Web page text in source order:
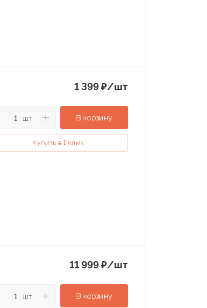
1 399₽/шт
шт В корзину
Купить в 1 клик
11 999₽/шт
шт В корзину